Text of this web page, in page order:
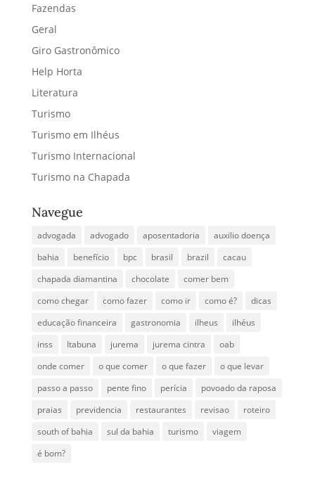
Fazendas
Geral
Giro Gastronômico
Help Horta
Literatura
Turismo
Turismo em Ilhéus
Turismo Internacional
Turismo na Chapada
Navegue
advogada advogado aposentadoria
auxilio doença
bahia
benefício bpc brasil brazil
cacau
chapada diamantina
chocolate
comer bem
como chegar
como fazer como ir como é?
dicas
educação financeira
gastronomia ilheus
ilhéus
inss
Itabuna jurema jurema cintra
oab
onde comer
o que comer o que fazer
o que levar
passo a passo
pente fino perícia
povoado da raposa
praias
previdencia restaurantes revisao
roteiro
south of bahia
sul da bahia turismo
viagem
é bom?